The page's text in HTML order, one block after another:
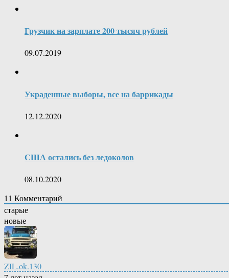
Грузчик на зарплате 200 тысяч рублей
09.07.2019
Украденные выборы, все на баррикады
12.12.2020
США остались без ледоколов
08.10.2020
11 Комментарий
старые
новые
ZIL.ok.130